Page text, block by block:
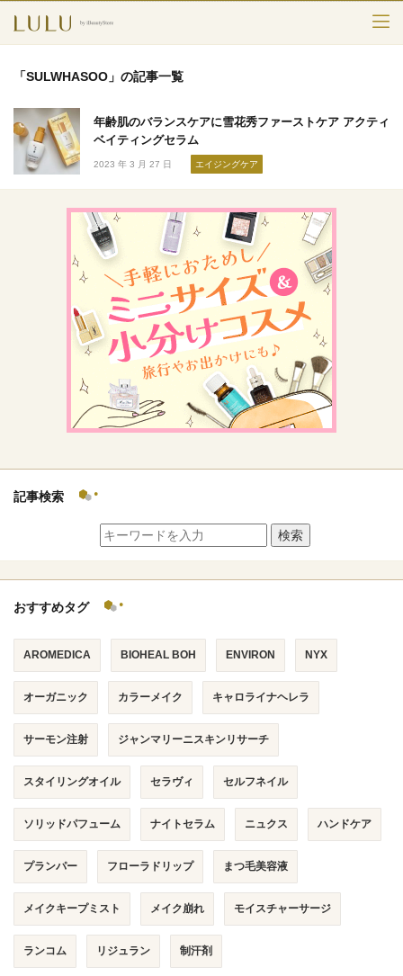
スキンケア
メークアップ
エイジングケア
フレグランス
ボディ＆ヘア
ライフスタイル
検索
「SULWHASOO」の記事一覧
年齢肌のバランスケアに雪花秀ファーストケア アクティ
ベイティングセラム
2023 年 3 月 27 日 エイジングケア
記事検索
検索
おすすめタグ
AROMEDICA BIOHEAL BOH ENVIRON NYX
オーガニック カラーメイク キャロライナヘレラ
サーモン注射 ジャンマリーニスキンリサーチ
スタイリングオイル セラヴィ セルフネイル
ソリッドパフューム ナイトセラム ニュクス ハンドケア
プランパー フローラドリップ まつ毛美容液
メイクキープミスト メイク崩れ モイスチャーサージ
ランコム リジュラン 制汗剤